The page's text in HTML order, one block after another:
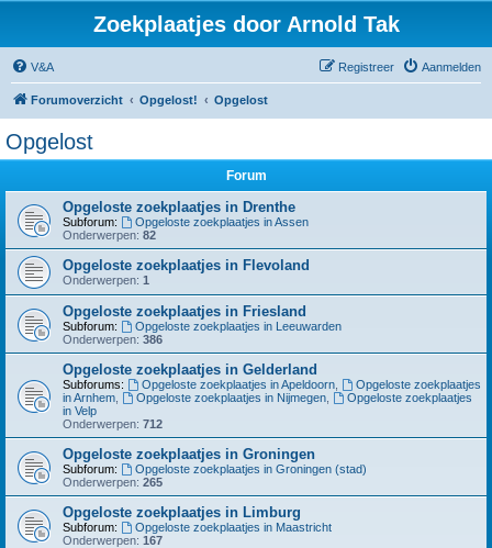
Zoekplaatjes door Arnold Tak
V&A Aanmelden
Registreer
Forumoverzicht Opgelost! Opgelost
Opgelost
Forum
Opgeloste zoekplaatjes in Drenthe
Subforum:
Opgeloste zoekplaatjes in Assen
Onderwerpen: 82
Opgeloste zoekplaatjes in Flevoland
Onderwerpen: 1
Opgeloste zoekplaatjes in Friesland
Subforum:
Opgeloste zoekplaatjes in Leeuwarden
Onderwerpen: 386
Opgeloste zoekplaatjes in Gelderland
Subforums: Opgeloste zoekplaatjes in Apeldoorn,
Opgeloste zoekplaatjes
in Arnhem
Opgeloste zoekplaatjes in Nijmegen,
Opgeloste zoekplaatjes
in Velp
Onderwerpen: 712
Opgeloste zoekplaatjes in Groningen
Subforum:
Opgeloste zoekplaatjes in Groningen (stad)
Onderwerpen: 265
Opgeloste zoekplaatjes in Limburg
Subforum:
Opgeloste zoekplaatjes in Maastricht
Onderwerpen: 167